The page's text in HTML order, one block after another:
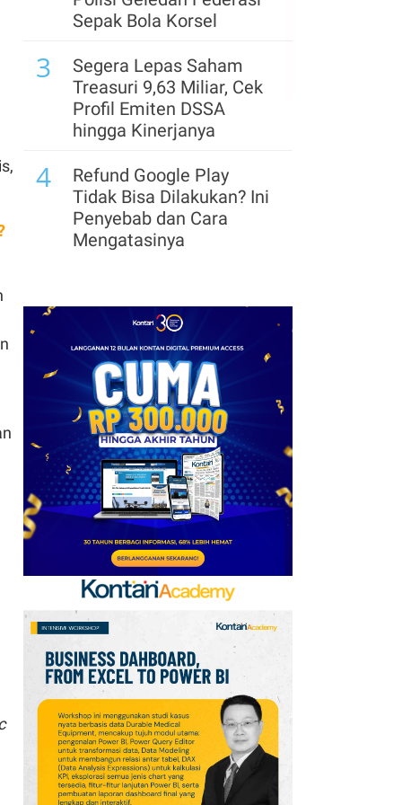
Sepak Bola Korsel
3
Segera Lepas Saham
Treasuri 9,63 Miliar, Cek
Profil Emiten DSSA
hingga Kinerjanya
4
Refund Google Play
Tidak Bisa Dilakukan? Ini
Penyebab dan Cara
Mengatasinya
Wifi di BRImo dan Daftar
Provider Tersedia
6
Kumpulan Link Twibbon
HUT Ke-81
Kemerdekaan RI:
Sambut dengan
Semangat Perjuangan